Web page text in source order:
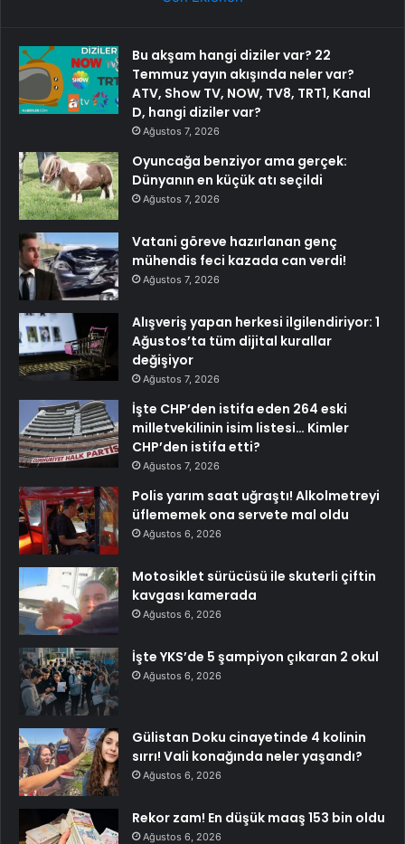
Bu akşam hangi diziler var? 22
Temmuz yayın akışında neler var?
ATV, Show TV, NOW, TV8, TRT1, Kanal
D, hangi diziler var?
Ağustos 7, 2026
Oyuncağa benziyor ama gerçek:
Dünyanın en küçük atı seçildi
Ağustos 7, 2026
Vatani göreve hazırlanan genç
mühendis feci kazada can verdi!
Ağustos 7, 2026
Alışveriş yapan herkesi ilgilendiriyor: 1
Ağustos’ta tüm dijital kurallar
değişiyor
Ağustos 7, 2026
İşte CHP’den istifa eden 264 eski
milletvekilinin isim listesi… Kimler
CHP’den istifa etti?
Ağustos 7, 2026
Polis yarım saat uğraştı! Alkolmetreyi
üflememek ona servete mal oldu
Ağustos 6, 2026
Motosiklet sürücüsü ile skuterli çiftin
kavgası kamerada
Ağustos 6, 2026
İşte YKS’de 5 şampiyon çıkaran 2 okul
Ağustos 6, 2026
Gülistan Doku cinayetinde 4 kolinin
sırrı! Vali konağında neler yaşandı?
Ağustos 6, 2026
Rekor zam! En düşük maaş 153 bin oldu
Ağustos 6, 2026